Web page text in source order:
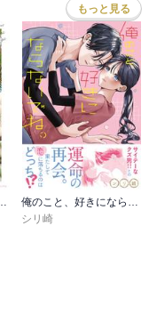
もっと見る
執心すぎて離婚を許してくれません
俺のこと、好きにならないでね。【コミックス版/電子限定おまけ付き】
シリ崎